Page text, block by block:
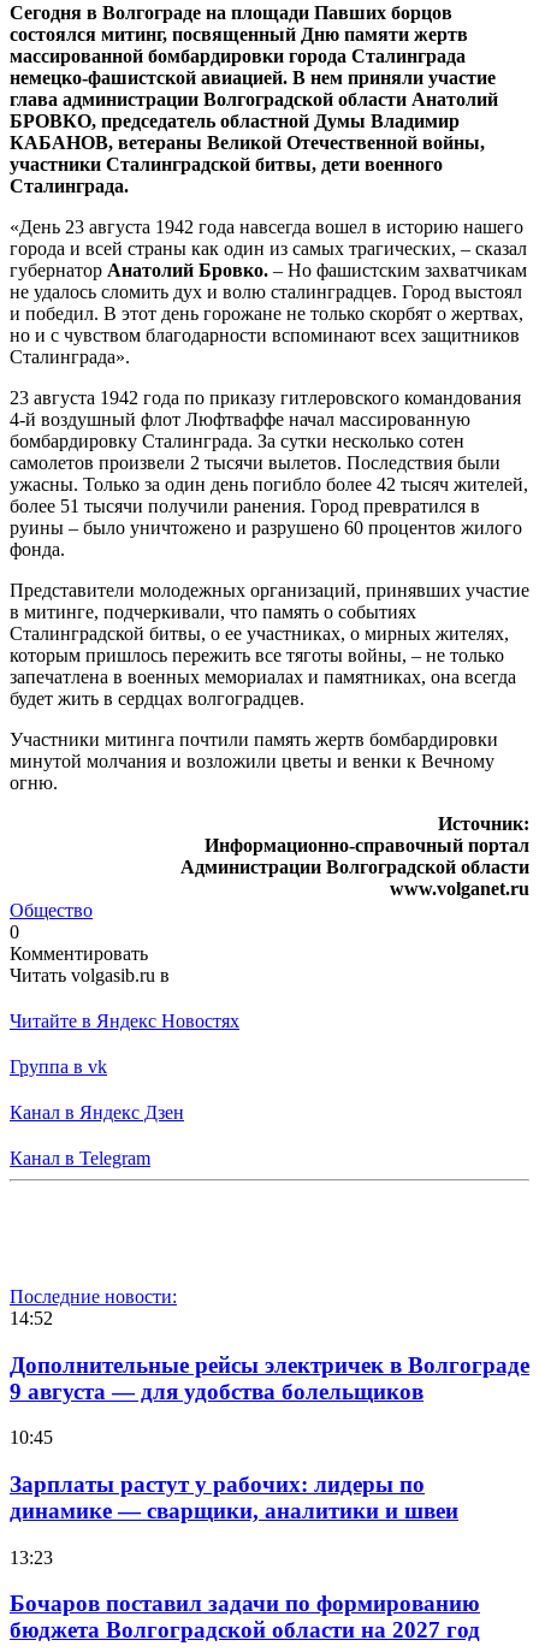
Сегодня в Волгограде на площади Павших борцов
состоялся митинг, посвященный Дню памяти жертв
массированной бомбардировки города Сталинграда
немецко-фашистской авиацией. В нем приняли участие
глава администрации Волгоградской области Анатолий
БРОВКО, председатель областной Думы Владимир
КАБАНОВ, ветераны Великой Отечественной войны,
участники Сталинградской битвы, дети военного
Сталинграда.
«День 23 августа 1942 года навсегда вошел в историю нашего
города и всей страны как один из самых трагических, – сказал
губернатор Анатолий Бровко. – Но фашистским захватчикам
не удалось сломить дух и волю сталинградцев. Город выстоял
и победил. В этот день горожане не только скорбят о жертвах,
но и с чувством благодарности вспоминают всех защитников
Сталинграда».
23 августа 1942 года по приказу гитлеровского командования
4-й воздушный флот Люфтваффе начал массированную
бомбардировку Сталинграда. За сутки несколько сотен
самолетов произвели 2 тысячи вылетов. Последствия были
ужасны. Только за один день погибло более 42 тысяч жителей,
более 51 тысячи получили ранения. Город превратился в
руины – было уничтожено и разрушено 60 процентов жилого
фонда.
Представители молодежных организаций, принявших участие
в митинге, подчеркивали, что память о событиях
Сталинградской битвы, о ее участниках, о мирных жителях,
которым пришлось пережить все тяготы войны, – не только
запечатлена в военных мемориалах и памятниках, она всегда
будет жить в сердцах волгоградцев.
Участники митинга почтили память жертв бомбардировки
минутой молчания и возложили цветы и венки к Вечному
огню.
Источник:
Информационно-справочный портал
Администрации Волгоградской области
www.volganet.ru
Общество
0
Комментировать
Читать volgasib.ru в
Читайте в Яндекс Новостях
Группа в vk
Канал в Яндекс Дзен
Канал в Telegram
Последние новости:
14:52
Дополнительные рейсы электричек в Волгограде
9 августа — для удобства болельщиков
10:45
Зарплаты растут у рабочих: лидеры по
динамике — сварщики, аналитики и швеи
13:23
Бочаров поставил задачи по формированию
бюджета Волгоградской области на 2027 год